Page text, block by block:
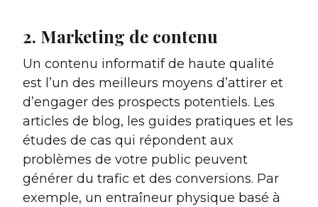
2. Marketing de contenu
Un contenu informatif de haute qualité
est l’un des meilleurs moyens d’attirer et
d’engager des prospects potentiels. Les
articles de blog, les guides pratiques et les
études de cas qui répondent aux
problèmes de votre public peuvent
générer du trafic et des conversions. Par
exemple, un entraîneur physique basé à